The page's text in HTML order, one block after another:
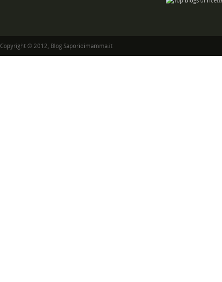
Copyright © 2012, Blog Saporidimamma.it